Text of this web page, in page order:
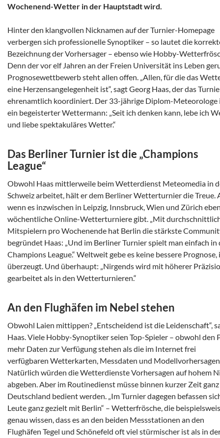
Wochenend-Wetter in der Hauptstadt wird.
Hinter den klangvollen Nicknamen auf der Turnier-Homepage
verbergen sich professionelle Synoptiker – so lautet die
Bezeichnung der Vorhersager – ebenso wie Hobby-
Denn der vor elf Jahren an der Freien Universität ins Leben
Prognosewettbewerb steht allen offen. „Allen, für die das
eine Herzensangelegenheit ist“, sagt Georg Haas, der das
ehrenamtlich koordiniert. Der 33-jährige Diplom-Meteorologe
ein begeisterter Wettermann: „Seit ich denken kann, lebe ich
und liebe spektakuläres Wetter.“
Das Berliner Turnier ist die „Champions
League“
Obwohl Haas mittlerweile beim Wetterdienst Meteomedia in
Schweiz arbeitet, hält er dem Berliner Wetterturnier die Treue.
wenn es inzwischen in Leipzig, Innsbruck, Wien und Zürich
wöchentliche Online-Wetterturniere gibt. „Mit
Mitspielern pro Wochenende hat Berlin die stärkste
begründet Haas: „Und im Berliner Turnier spielt man einfach in
Champions League.“ Weltweit gebe es keine bessere Prognose,
überzeugt. Und überhaupt: „Nirgends wird mit höherer
gearbeitet als in den Wetterturnieren.“
An den Flughäfen im Nebel stehen
Obwohl Laien mittippen? „Entscheidend ist die Leidenschaft“,
Haas. Viele Hobby-Synoptiker seien Top-Spieler – obwohl den
mehr Daten zur Verfügung stehen als die im Internet frei
verfügbaren Wetterkarten, Messdaten und
Natürlich würden die Wetterdienste Vorhersagen auf hohem
abgeben. Aber im Routinedienst müsse binnen kurzer Zeit ganz
Deutschland bedient werden. „Im Turnier dagegen befassen
Leute ganz gezielt mit Berlin“ – Wetterfrösche, die
genau wissen, dass es an den beiden Messstationen an den
Flughäfen Tegel und Schönefeld oft viel stürmischer ist als in